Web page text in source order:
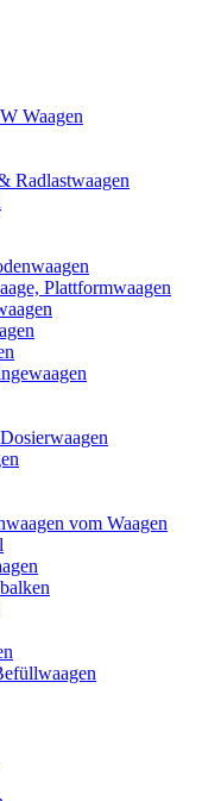
Waagen
Radlastwaagen
Plattformwaagen
vom Waagen